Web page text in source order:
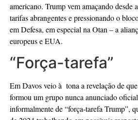
americano. Trump vem amaçando desde
tarifas abrangentes e pressionando o
em Defesa, em especial na Otan – a
europeus e EUA.
“Força-tarefa”
Em Davos veio à tona a revelação de
formou um grupo nunca anunciado
informalmente de “força-tarefa Trump”,